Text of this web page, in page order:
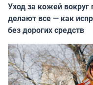
Уход за кожей
делают все — как
без дорогих средств